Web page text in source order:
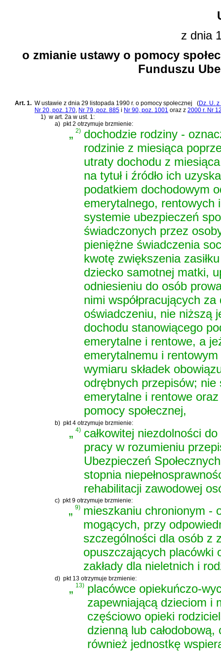
z dnia
o zmianie ustawy o pomocy
Funduszu
Art. 1. Wustawie z dnia 29 listopada 1990 r. o pomocy społecznej (Dz. U.
Nr 20, poz. 170, Nr 79, poz. 885 i Nr 90, poz. 1001 oraz z 2000 r. Nr
1) w art. 2a w ust. 1:
a) pkt 2 otrzymuje brzmienie:
„2) dochodzie rodziny -
rodzinie z miesiąca
utraty dochodu z
na tytuł i źródło ich
podatkiem dochodowym
emerytalnego, rentowych
systemie ubezpieczeń
świadczonych przez
pieniężne świadczenia
kwotę zwiększenia
dziecko samotnej matki,
odniesieniu do osób
nimi współpracujących
oświadczeniu, nie niższą
dochodu stanowiącego
emerytalne i rentowe, a
emerytalnemu i
wymiaru składek
odrębnych przepisów; nie
emerytalne i rentowe
pomocy społecznej,
b) pkt 4 otrzymuje brzmienie:
„4) całkowitej niezdolności
pracy w rozumieniu
Ubezpieczeń
stopnia
rehabilitacji zawodowej
c) pkt 9 otrzymuje brzmienie:
„9) mieszkaniu chronionym -
mogących, przy
szczególności dla osób z
opuszczających placówki
zakłady dla nieletnich i
d) pkt 13 otrzymuje brzmienie:
„13) placówce opiekuńczo-
zapewniającą dzieciom i
częściowo opieki
dzienną lub
również jednostkę